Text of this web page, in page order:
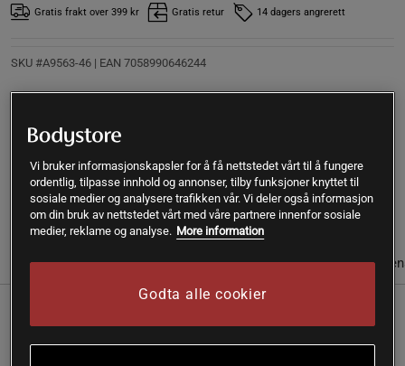
Gratis frakt over 399 kr Gratis retur 14 dagers angrerett
SKU #A9563-46 | EAN 7058990646244
Rosenrot 60 kapsler er et kosttilskudd fra Solaray med 500
mg rosenrot ekstrakt per kapsel, med en garantert mengde
av 3 % rosaviner og 1 % salidroside.
Les mer
Informasjon Anmeldelser Næringsinformasjon &
områder. Rosenrot inneholder naturlig rosaviner og
Vi bruker informasjonskapsler for å få nettstedet vårt til å fungere
ordentlig, tilpasse innhold og annonser, tilby funksjoner knyttet til
sosiale medier og analysere trafikken vår. Vi deler også informasjon
om din bruk av nettstedet vårt med våre partnere innenfor sosiale
medier, reklame og analyse. More information
Godta alle cookier